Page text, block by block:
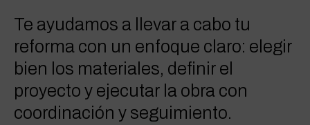
Te ayudamos a llevar a cabo tu
reforma con un enfoque claro: elegir
bien los materiales, definir el
proyecto y ejecutar la obra con
coordinación y seguimiento.